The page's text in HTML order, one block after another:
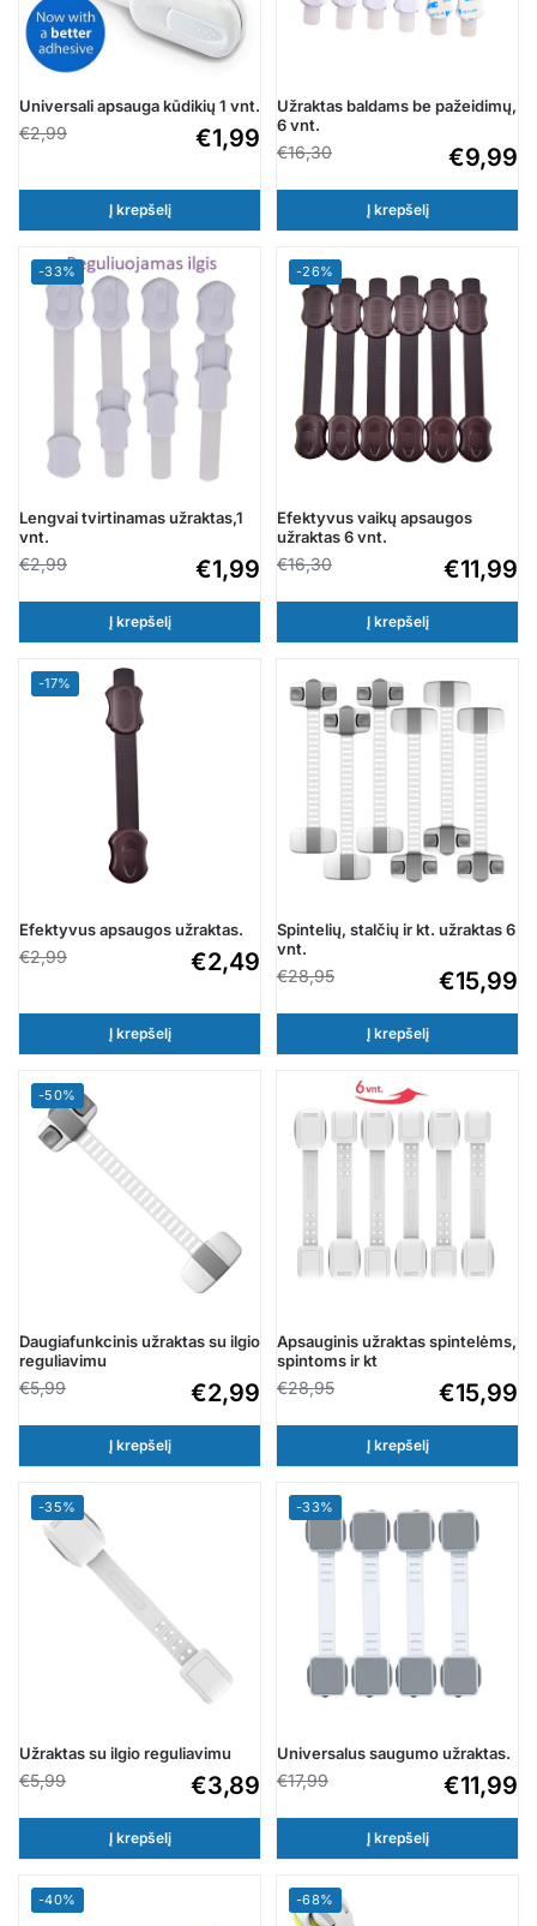
Universali apsauga kūdikių 1 vnt.
€2,99 €1,99
Į krepšelį
Užraktas baldams be pažeidimų,
6 vnt.
€16,30 €9,99
Į krepšelį
-33%
Lengvai tvirtinamas užraktas,1
vnt.
€2,99 €1,99
Į krepšelį
-26%
Efektyvus vaikų apsaugos
užraktas 6 vnt.
€16,30 €11,99
Į krepšelį
-17%
Efektyvus apsaugos užraktas.
€2,99 €2,49
Į krepšelį
Spintelių, stalčių ir kt. užraktas 6
vnt.
€28,95 €15,99
Į krepšelį
-50%
Daugiafunkcinis užraktas su ilgio
reguliavimu
€5,99 €2,99
Į krepšelį
Apsauginis užraktas spintelėms,
spintoms ir kt
€28,95 €15,99
Į krepšelį
-35%
Užraktas su ilgio reguliavimu
€5,99 €3,89
Į krepšelį
-33%
Universalus saugumo užraktas.
€17,99 €11,99
Į krepšelį
-40% -68%